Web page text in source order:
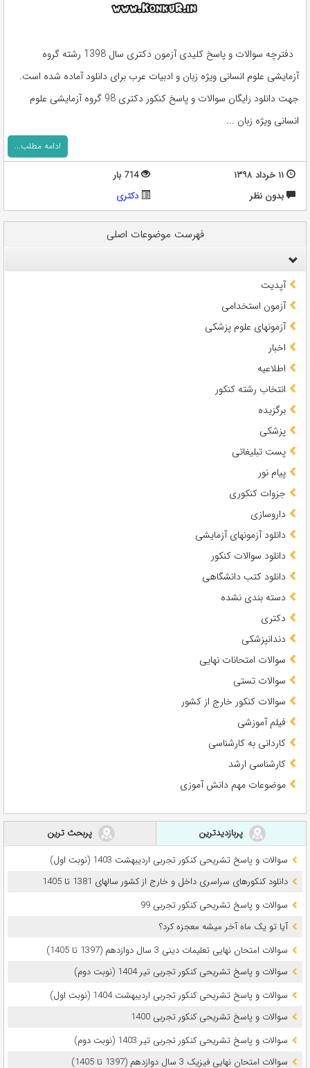
دفترچه سوالات و پاسخ کلیدی آزمون دکتری سال 1398 رشته گروه
آزمایشی علوم انسانی ویژه زبان و ادبیات عرب برای دانلود آماده شده است.
جهت دانلود رایگان سوالات و پاسخ کنکور دکتری 98 گروه آزمایشی علوم
انسانی ویژه زبان ...
ادامه مطلب...
۱۱ خرداد ۱۳۹۸
714 بار
بدون نظر
دکتری
فهرست موضوعات اصلی
آپدیت
آزمون استخدامی
آزمونهای علوم پزشکی
اخبار
اطلاعیه
انتخاب رشته کنکور
برگزیده
پزشکی
پست تبلیغاتی
پیام نور
جزوات کنکوری
داروسازی
دانلود آزمونهای آزمایشی
دانلود سوالات کنکور
دانلود کتب دانشگاهی
دسته بندی نشده
دکتری
دندانپزشکی
سوالات امتحانات نهایی
سوالات تستی
سوالات کنکور خارج از کشور
فیلم آموزشی
کاردانی به کارشناسی
کارشناسی ارشد
موضوعات مهم دانش آموزی
پربازدیدترین
پربحث ترین
سوالات و پاسخ تشریحی کنکور تجربی اردیبهشت 1403 (نوبت اول)
دانلود کنکورهای سراسری داخل و خارج از کشور سالهای 1381 تا 1405
سوالات و پاسخ تشریحی کنکور تجربی 99
آیا تو یک ماه آخر میشه معجزه کرد؟
سوالات امتحان نهایی تعلیمات دینی 3 سال دوازدهم (1397 تا 1405)
سوالات و پاسخ تشریحی کنکور تجربی تیر 1404 (نوبت دوم)
سوالات و پاسخ تشریحی کنکور تجربی اردیبهشت 1404 (نوبت اول)
سوالات و پاسخ تشریحی کنکور تجربی 1400
سوالات و پاسخ تشریحی کنکور تجربی تیر 1403 (نوبت دوم)
سوالات امتحان نهایی فیزیک 3 سال دوازدهم (1397 تا 1405)